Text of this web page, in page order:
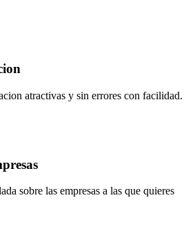
atractivas y sin errores con facilidad.
sobre las empresas a las que quieres